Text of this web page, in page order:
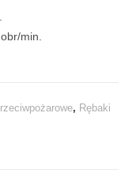
min.
, Rębaki